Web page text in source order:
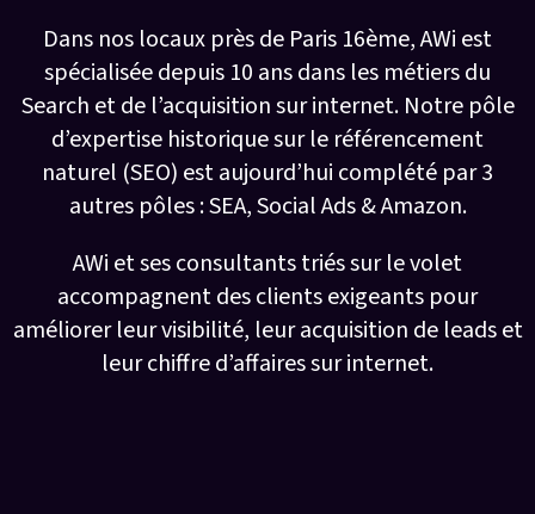
Dans nos locaux près de Paris 16ème, AWi est
spécialisée depuis 10 ans dans les métiers du
Search et de l’acquisition sur internet. Notre pôle
d’expertise historique sur le référencement
naturel (SEO) est aujourd’hui complété par 3
autres pôles : SEA, Social Ads & Amazon.
AWi et ses consultants triés sur le volet
accompagnent des clients exigeants pour
améliorer leur visibilité, leur acquisition de leads et
leur chiffre d’affaires sur internet.